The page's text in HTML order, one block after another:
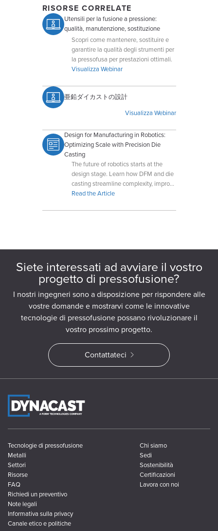
RISORSE CORRELATE
Utensili per la fusione a pressione:
qualità, manutenzione, sostituzione
Scopri come mantenere, sostituire e
garantire la qualità degli strumenti per
la pressofusa per prestazioni ottimali.
Visualizza Webinar
亜鉛ダイカストの設計
Visualizza Webinar
Design for Manufacturing in Robotics:
Optimizing Scale with Precision Die
Casting
The future of robotics starts at the
design stage. Learn how DFM and die
casting streamline complexity, improve
performance, and prepare products for
Read the Article
Siete interessati ad avviare il vostro
progetto di pressofusione?
I nostri ingegneri sono a disposizione per rispondere alle
vostre domande e mostrarvi come le innovative
tecnologie di pressofusione possano rivoluzionare il
vostro prossimo progetto.
Contattateci
Tecnologie di pressofusione
Metalli
Settori
Risorse
FAQ
Chi siamo
Sedi
Sostenibilità
Certificazioni
Lavora con noi
Richiedi un preventivo
Note legali
Informativa sulla privacy
Canale etico e politiche